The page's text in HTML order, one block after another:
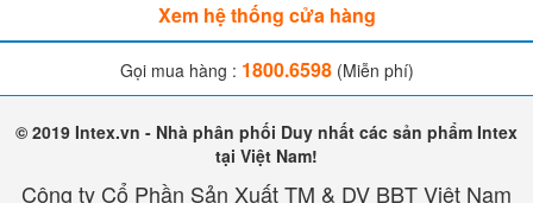
Xem hệ thống cửa hàng
Gọi mua hàng : 1800.6598(Miễn phí)
© 2019 Intex.vn - Nhà phân phối Duy nhất các sản phẩm Intex
tại Việt Nam!
Công ty Cổ Phần Sản Xuất TM & DV BBT Việt Nam